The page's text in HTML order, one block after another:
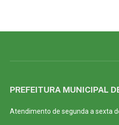
PREFEITURA MUNICIPAL
Atendimento de segunda a sexta